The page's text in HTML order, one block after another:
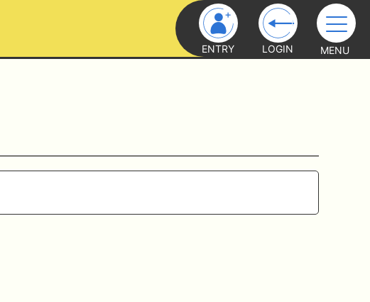
ENTRY LOGIN MENU